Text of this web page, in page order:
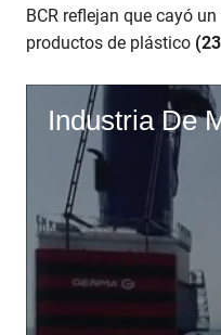
BCR reflejan que cayó un
productos de plástico